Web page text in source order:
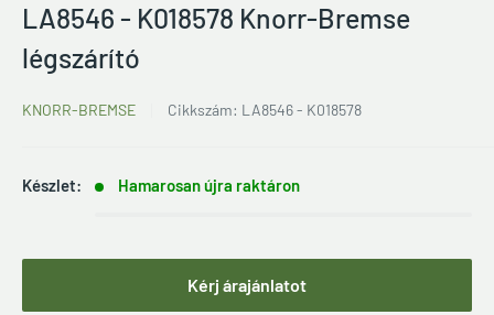
LA8546 - K018578 Knorr-Bremse
légszárító
KNORR-BREMSE Cikkszám: LA8546 - K018578
Készlet: Hamarosan újra raktáron
Kérj árajánlatot